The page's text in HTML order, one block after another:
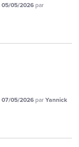
05/05/2026 par
07/05/2026 parYannick